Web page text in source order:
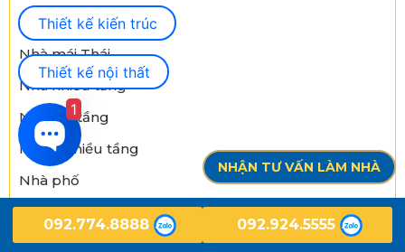
Nhà mái Nhật
Nhà mái Thái
Nhà nhiều tầng
Nhà ở 2 tầng
Nhà ở nhiều tầng
Nhà phố
Nội thất
Phong thủy
NHẬN TƯ VẤN LÀM NHÀ
092.774.8888 092.924.5555
Thiết kế kiến trúc
Thiết kế nội thất
1